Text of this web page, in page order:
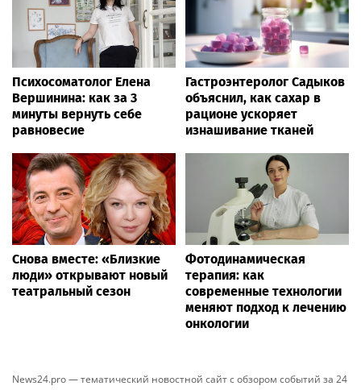
Психосоматолог Елена
Вершинина: как за 3
минуты вернуть себе
равновесие
Гастроэнтеролог Садыков
объяснил, как сахар в
рационе ускоряет
изнашивание тканей
Снова вместе: «Близкие
люди» открывают новый
театральный сезон
Фотодинамическая
терапия: как
современные технологии
меняют подход к лечению
онкологии
News24.pro — тематический новостной сайт с обзором событий за 24